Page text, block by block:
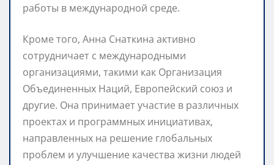
работы в международной среде.
Кроме того, Анна Снаткина активно
сотрудничает с международными
организациями, такими как Организация
Объединенных Наций, Европейский союз и
другие. Она принимает участие в различных
проектах и программных инициативах,
направленных на решение глобальных
проблем и улучшение качества жизни людей